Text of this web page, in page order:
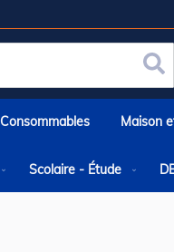
Consommables Maison
Scolaire - Étude